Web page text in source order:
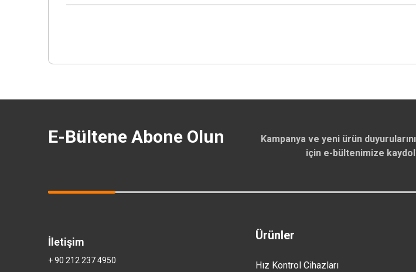
E-Bültene Abone Olun
Kampanya ve yeni ürün
için e-bültenimize
Ürünler
Hız Kontrol Cihazları
İletişim
+ 90 212 237 4950